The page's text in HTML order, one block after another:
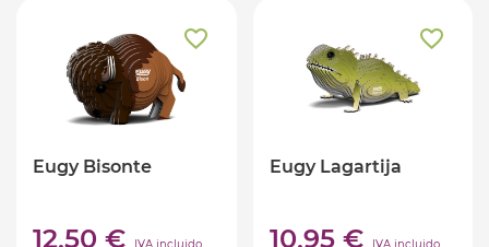
Eugy Bisonte
12,50 €
Eugy Lagartija
10,95 €